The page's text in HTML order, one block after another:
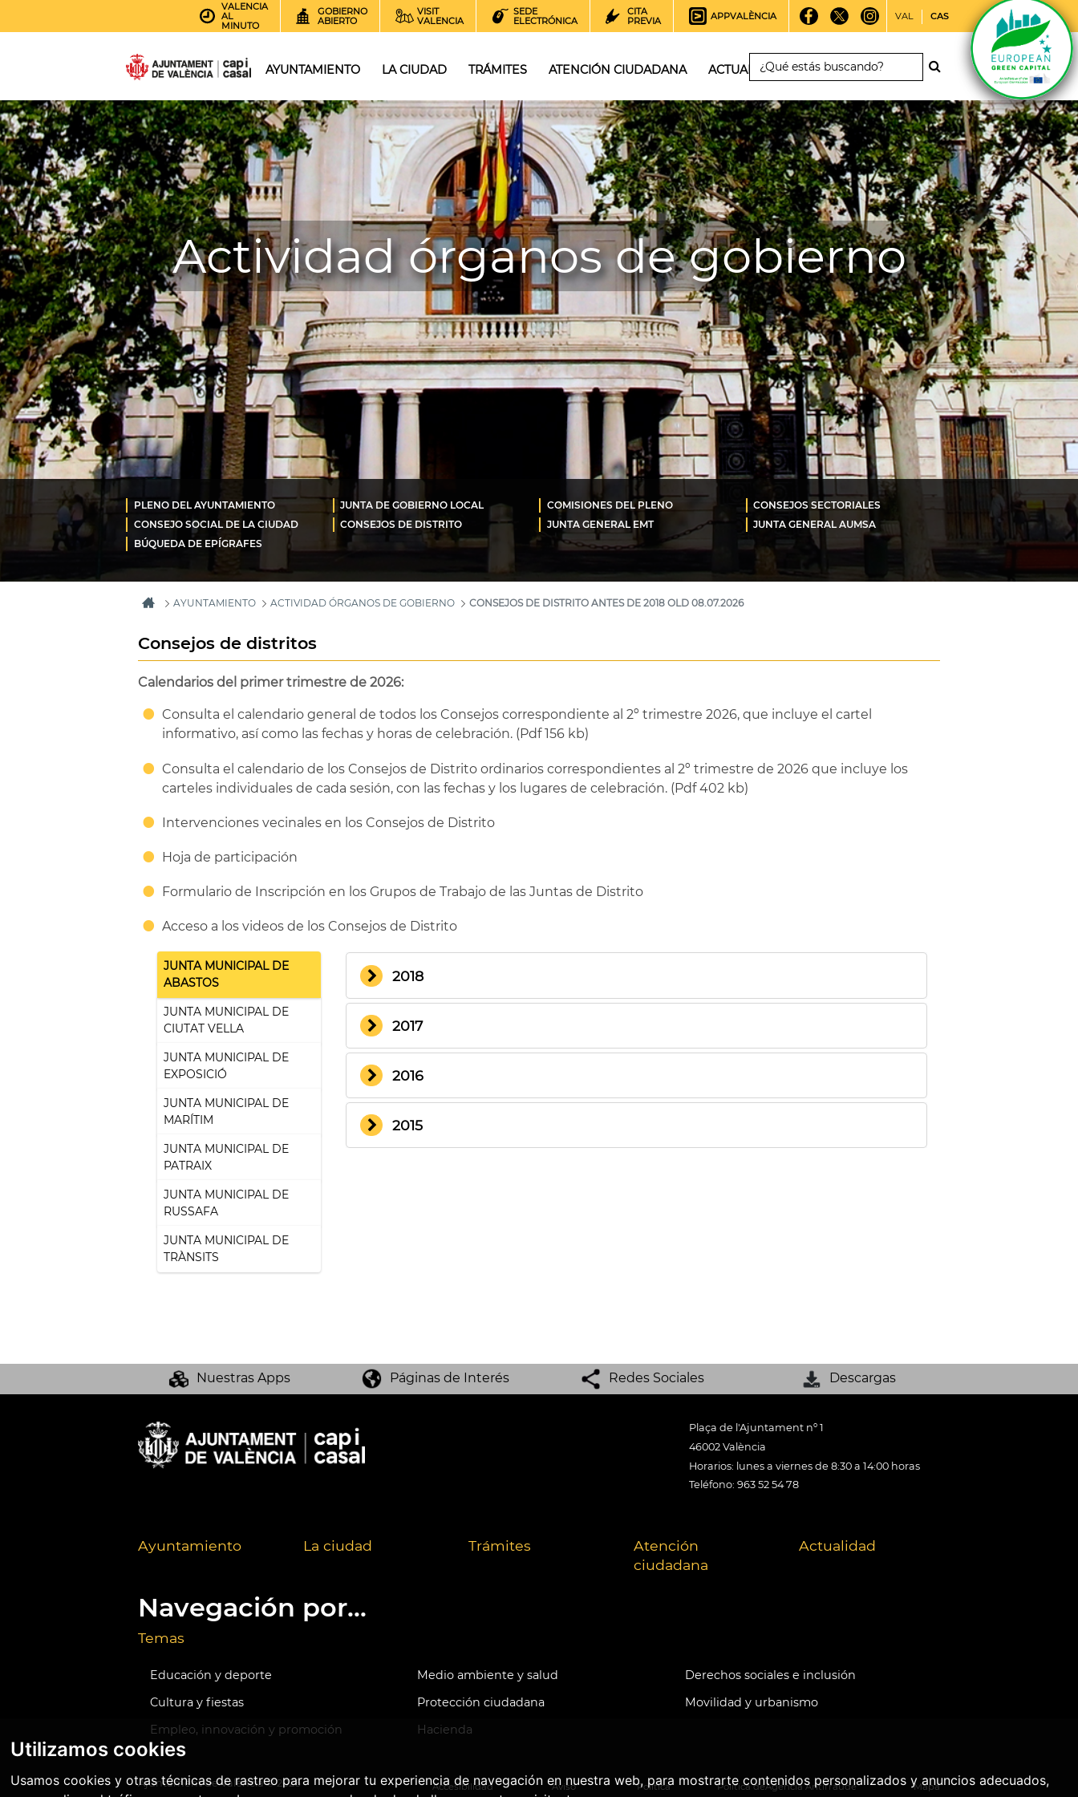
Utilizamos cookies
Usamos cookies y otras técnicas de rastreo para mejorar tu experiencia de navegación en nuestra web, para mostrarte contenidos personalizados y anuncios adecuados,
VALENCIA
AL
MINUTO
GOBIERNO
ABIERTO
VISIT
VALENCIA
SEDE
ELECTRÓNICA
CITA
PREVIA
APPVALÈNCIA VAL CAS
AYUNTAMIENTO LA CIUDAD TRÁMITES ATENCIÓN CIUDADANA ACTUALIDAD
Actividad órganos de gobierno
PLENO DEL AYUNTAMIENTO JUNTA DE GOBIERNO LOCAL COMISIONES DEL PLENO
CONSEJOS SECTORIALES
CONSEJO SOCIAL DE LA CIUDAD
CONSEJOS DE DISTRITO JUNTA GENERAL EMT
JUNTA GENERAL AUMSA
BÚQUEDA DE EPÍGRAFES
AYUNTAMIENTO ACTIVIDAD ÓRGANOS DE GOBIERNO CONSEJOS DE DISTRITO ANTES DE 2018 OLD 08.07.2026
Consejos de distritos
Calendarios del primer trimestre de 2026:
Consulta el calendario general de todos los Consejos correspondiente al 2º trimestre 2026, que incluye el cartel
informativo, así como las fechas y horas de celebración. (Pdf 156 kb)
Consulta el calendario de los Consejos de Distrito ordinarios correspondientes al 2º trimestre de 2026 que incluye los
carteles individuales de cada sesión, con las fechas y los lugares de celebración. (Pdf 402 kb)
Intervenciones vecinales en los Consejos de Distrito
Hoja de participación
Formulario de Inscripción en los Grupos de Trabajo de las Juntas de Distrito
Acceso a los videos de los Consejos de Distrito
JUNTA MUNICIPAL DE
ABASTOS
JUNTA MUNICIPAL DE
CIUTAT VELLA
JUNTA MUNICIPAL DE
EXPOSICIÓ
JUNTA MUNICIPAL DE
MARÍTIM
JUNTA MUNICIPAL DE
PATRAIX
JUNTA MUNICIPAL DE
RUSSAFA
JUNTA MUNICIPAL DE
TRÀNSITS
2018
2017
2016
2015
Nuestras Apps Páginas de Interés Redes Sociales Descargas
Plaça de l'Ajuntament nº 1
46002 València
Horarios: lunes a viernes de 8:30 a 14:00 horas
Teléfono: 963 52 54 78
Ayuntamiento La ciudad Trámites
Atención
ciudadana
Actualidad
Navegación por...
Temas
Educación y deporte Medio ambiente y salud
Derechos sociales e inclusión
Cultura y fiestas
Protección ciudadana
Movilidad y urbanismo
Empleo, innovación y promoción
Hacienda
Ajuntament de València ©2026 Accesibilidad
Aviso
Política
Política deAgencia Antifraude
Mapa